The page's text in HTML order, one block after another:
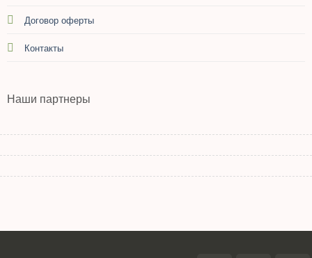
Договор оферты
Контакты
Наши партнеры